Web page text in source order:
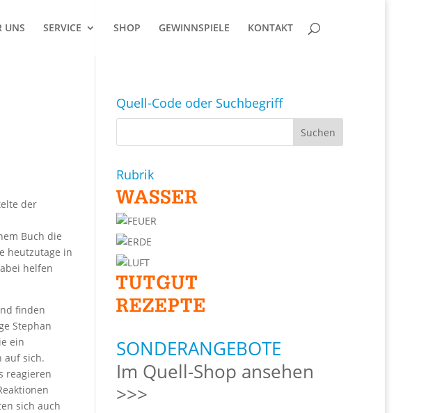
UNS SERVICE SHOP GEWINNSPIELE KONTAKT
der
Buch die
heutzutage in
helfen
finden
Stephan
ein
auf sich.
reagieren
sich auch
Quell-Code oder Suchbegriff
Rubrik
SONDERANGEBOTE
Im Quell-Shop ansehen
>>>